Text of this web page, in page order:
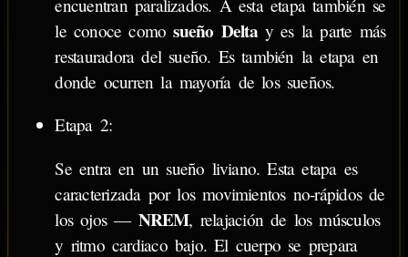
encuentran paralizados. A esta etapa también se
le conoce comosueño Deltay es la parte más
restauradora del sueño. Es también la etapa en
donde ocurren la mayoría de los sueños.
Etapa 2:
Se entra en un sueño liviano. Esta etapa es
caracterizada por los movimientos no-rápidos de
los ojos — NREM, relajación de los músculos
y ritmo cardiaco bajo. El cuerpo se prepara